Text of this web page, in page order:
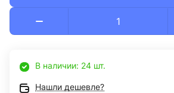
В наличии: 24 шт.
Нашли дешевле?